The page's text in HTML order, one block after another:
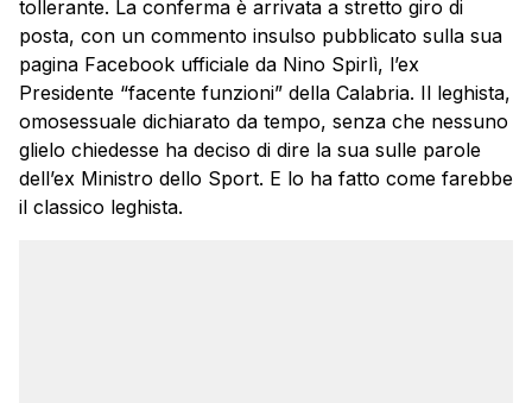
tollerante. La conferma è arrivata a stretto giro di
posta, con un commento insulso pubblicato sulla sua
pagina Facebook ufficiale da Nino Spirlì, l’ex
Presidente “facente funzioni” della Calabria. Il leghista,
omosessuale dichiarato da tempo, senza che nessuno
glielo chiedesse ha deciso di dire la sua sulle parole
dell’ex Ministro dello Sport. E lo ha fatto come farebbe
il classico leghista.